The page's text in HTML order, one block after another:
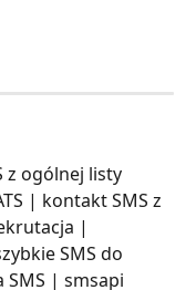
z ogólnej listy
| kontakt SMS z
|
SMS do
SMS | smsapi